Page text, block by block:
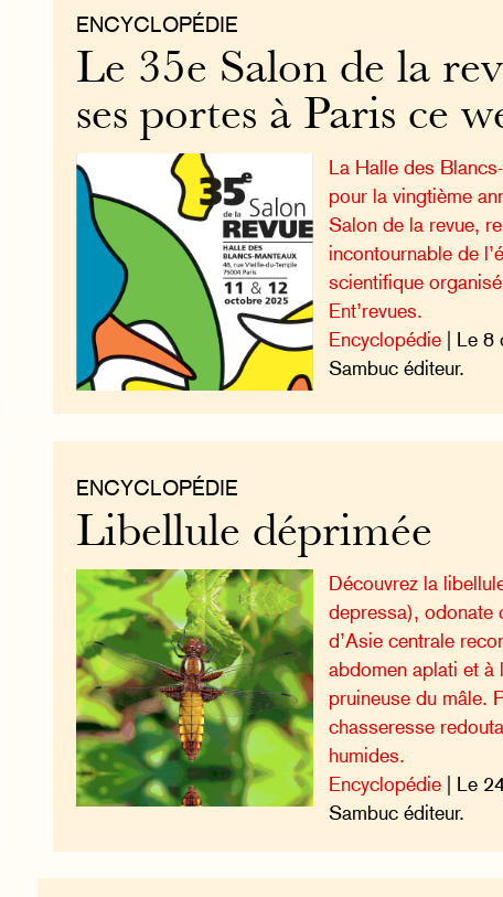
ENCYCLOPÉDIE
Le 35e Salon de la
ses portes à Paris ce
La Halle des
pour la vingtième
Salon de la revue,
incontournable de
scientifique
Ent’revues.
Encyclopédie| Le 8
Sambuc éditeur.
ENCYCLOPÉDIE
Libellule déprimée
Découvrez la
depressa), odonate
d’Asie centrale
abdomen aplati et à
pruineuse du mâle.
chasseresse
humides.
Encyclopédie| Le
Sambuc éditeur.